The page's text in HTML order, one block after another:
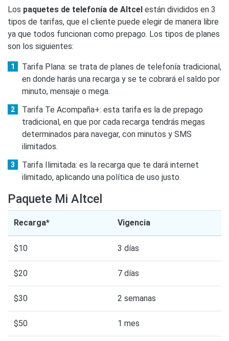
Los paquetes de telefonía de Altcel están divididos en 3
tipos de tarifas, que el cliente puede elegir de manera libre
ya que todos funcionan como prepago. Los tipos de planes
son los siguientes:
Tarifa Plana: se trata de planes de telefonía tradicional,
en donde harás una recarga y se te cobrará el saldo por
minuto, mensaje o mega.
Tarifa Te Acompaña+: esta tarifa es la de prepago
tradicional, en que por cada recarga tendrás megas
determinados para navegar, con minutos y SMS
ilimitados.
Tarifa Ilimitada: es la recarga que te dará internet
ilimitado, aplicando una política de uso justo.
Paquete Mi Altcel
Recarga* Vigencia
$10 3 días
$20 7 días
$30 2 semanas
$50 1 mes